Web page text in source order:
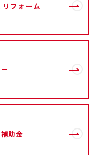
リフォーム
助金